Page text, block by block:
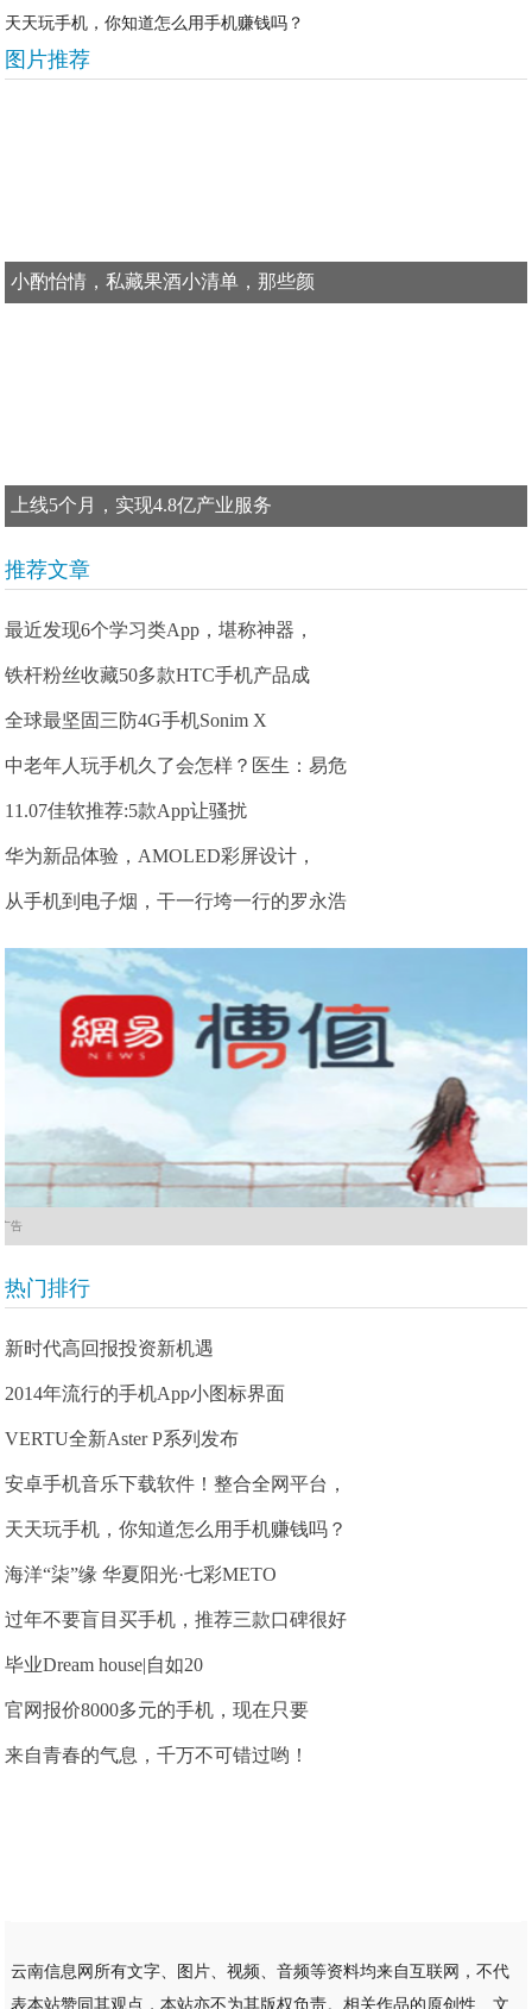
天天玩手机，你知道怎么用手机赚钱吗？
图片推荐
小酌怡情，私藏果酒小清单，那些颜
上线5个月，实现4.8亿产业服务
推荐文章
最近发现6个学习类App，堪称神器，
铁杆粉丝收藏50多款HTC手机产品成
全球最坚固三防4G手机Sonim X
中老年人玩手机久了会怎样？医生：易危
11.07佳软推荐:5款App让骚扰
华为新品体验，AMOLED彩屏设计，
从手机到电子烟，干一行垮一行的罗永浩
广告
热门排行
新时代高回报投资新机遇
2014年流行的手机App小图标界面
VERTU全新Aster P系列发布
安卓手机音乐下载软件！整合全网平台，
天天玩手机，你知道怎么用手机赚钱吗？
海洋“柒”缘 华夏阳光·七彩METO
过年不要盲目买手机，推荐三款口碑很好
毕业Dream house|自如20
官网报价8000多元的手机，现在只要
来自青春的气息，千万不可错过哟！
云南信息网所有文字、图片、视频、音频等资料均来自互联网，不代
表本站赞同其观点，本站亦不为其版权负责。相关作品的原创性、文